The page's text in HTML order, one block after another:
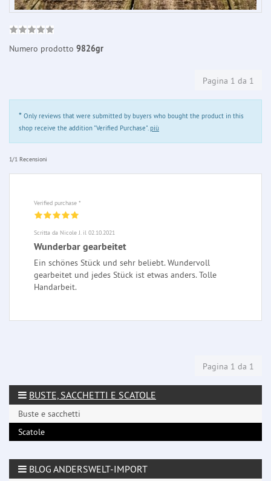
Numero prodotto 9826gr
Pagina 1 da 1
* Only reviews that were submitted by buyers who bought the product in this
shop receive the addition "Verified Purchase".più
1/1 Recensioni
Verified purchase *
Scritta da Nicole J. il 02.10.2021
Wunderbar gearbeitet
Ein schönes Stück und sehr beliebt. Wundervoll
gearbeitet und jedes Stück ist etwas anders. Tolle
Handarbeit.
Pagina 1 da 1
BUSTE, SACCHETTI E SCATOLE
Buste e sacchetti
Scatole
BLOG ANDERSWELT-IMPORT